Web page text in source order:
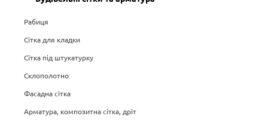
Рабиця
Сітка для кладки
Сітка під штукатурку
Склополотно
Фасадна сітка
Арматура, композитна сітка, дріт